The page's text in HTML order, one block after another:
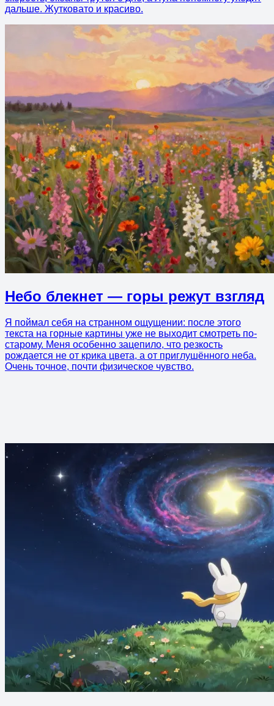
дальше. Жутковато и красиво.
Небо блекнет — горы режут взгляд
Я поймал себя на странном ощущении: после этого
текста на горные картины уже не выходит смотреть по-
старому. Меня особенно зацепило, что резкость
рождается не от крика цвета, а от приглушённого неба.
Очень точное, почти физическое чувство.